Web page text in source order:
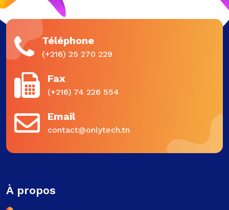
Téléphone
(+216) 25 270 229
Fax
(+216) 74 226 554
Email
contact@onlytech.tn
À propos